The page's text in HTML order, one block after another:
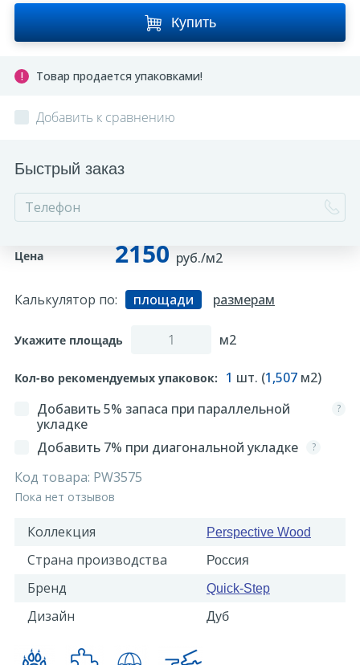
Купить
Товар продается упаковками!
Добавить к сравнению
Быстрый заказ
Цена 2150 руб./м2
Калькулятор по: площади размерам
Укажите площадь м2
Кол-во рекомендуемых упаковок: 1 шт. (1,507 м2)
Добавить 5% запаса при параллельной
укладке
?
Добавить 7% при диагональной укладке ?
Код товара: PW3575
Пока нет отзывов
Коллекция Perspective Wood
Страна производства Россия
Бренд Quick-Step
Дизайн Дуб